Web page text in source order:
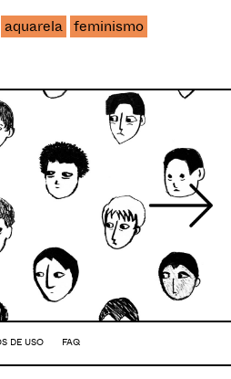
aquarela feminismo
DE USO FAQ